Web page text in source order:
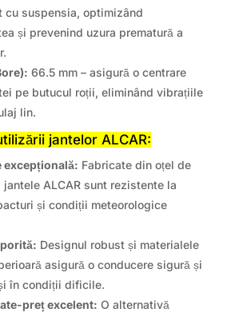
cu suspensia, optimizând
și prevenind uzura prematură a
66.5 mm – asigură o centrare
pe butucul roții, eliminând vibrațiile
lin.
jantelor ALCAR:
excepțională: Fabricate din oțel de
ALCAR sunt rezistente la
și condiții meteorologice
Designul robust și materialele
asigură o conducere sigură și
în condiții dificile.
preț excelent: O alternativă